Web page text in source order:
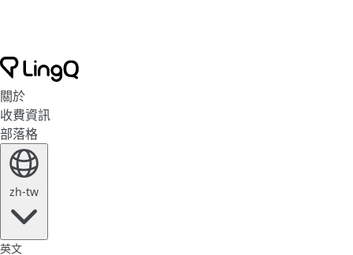
關於
收費資訊
部落格
zh-tw
英文